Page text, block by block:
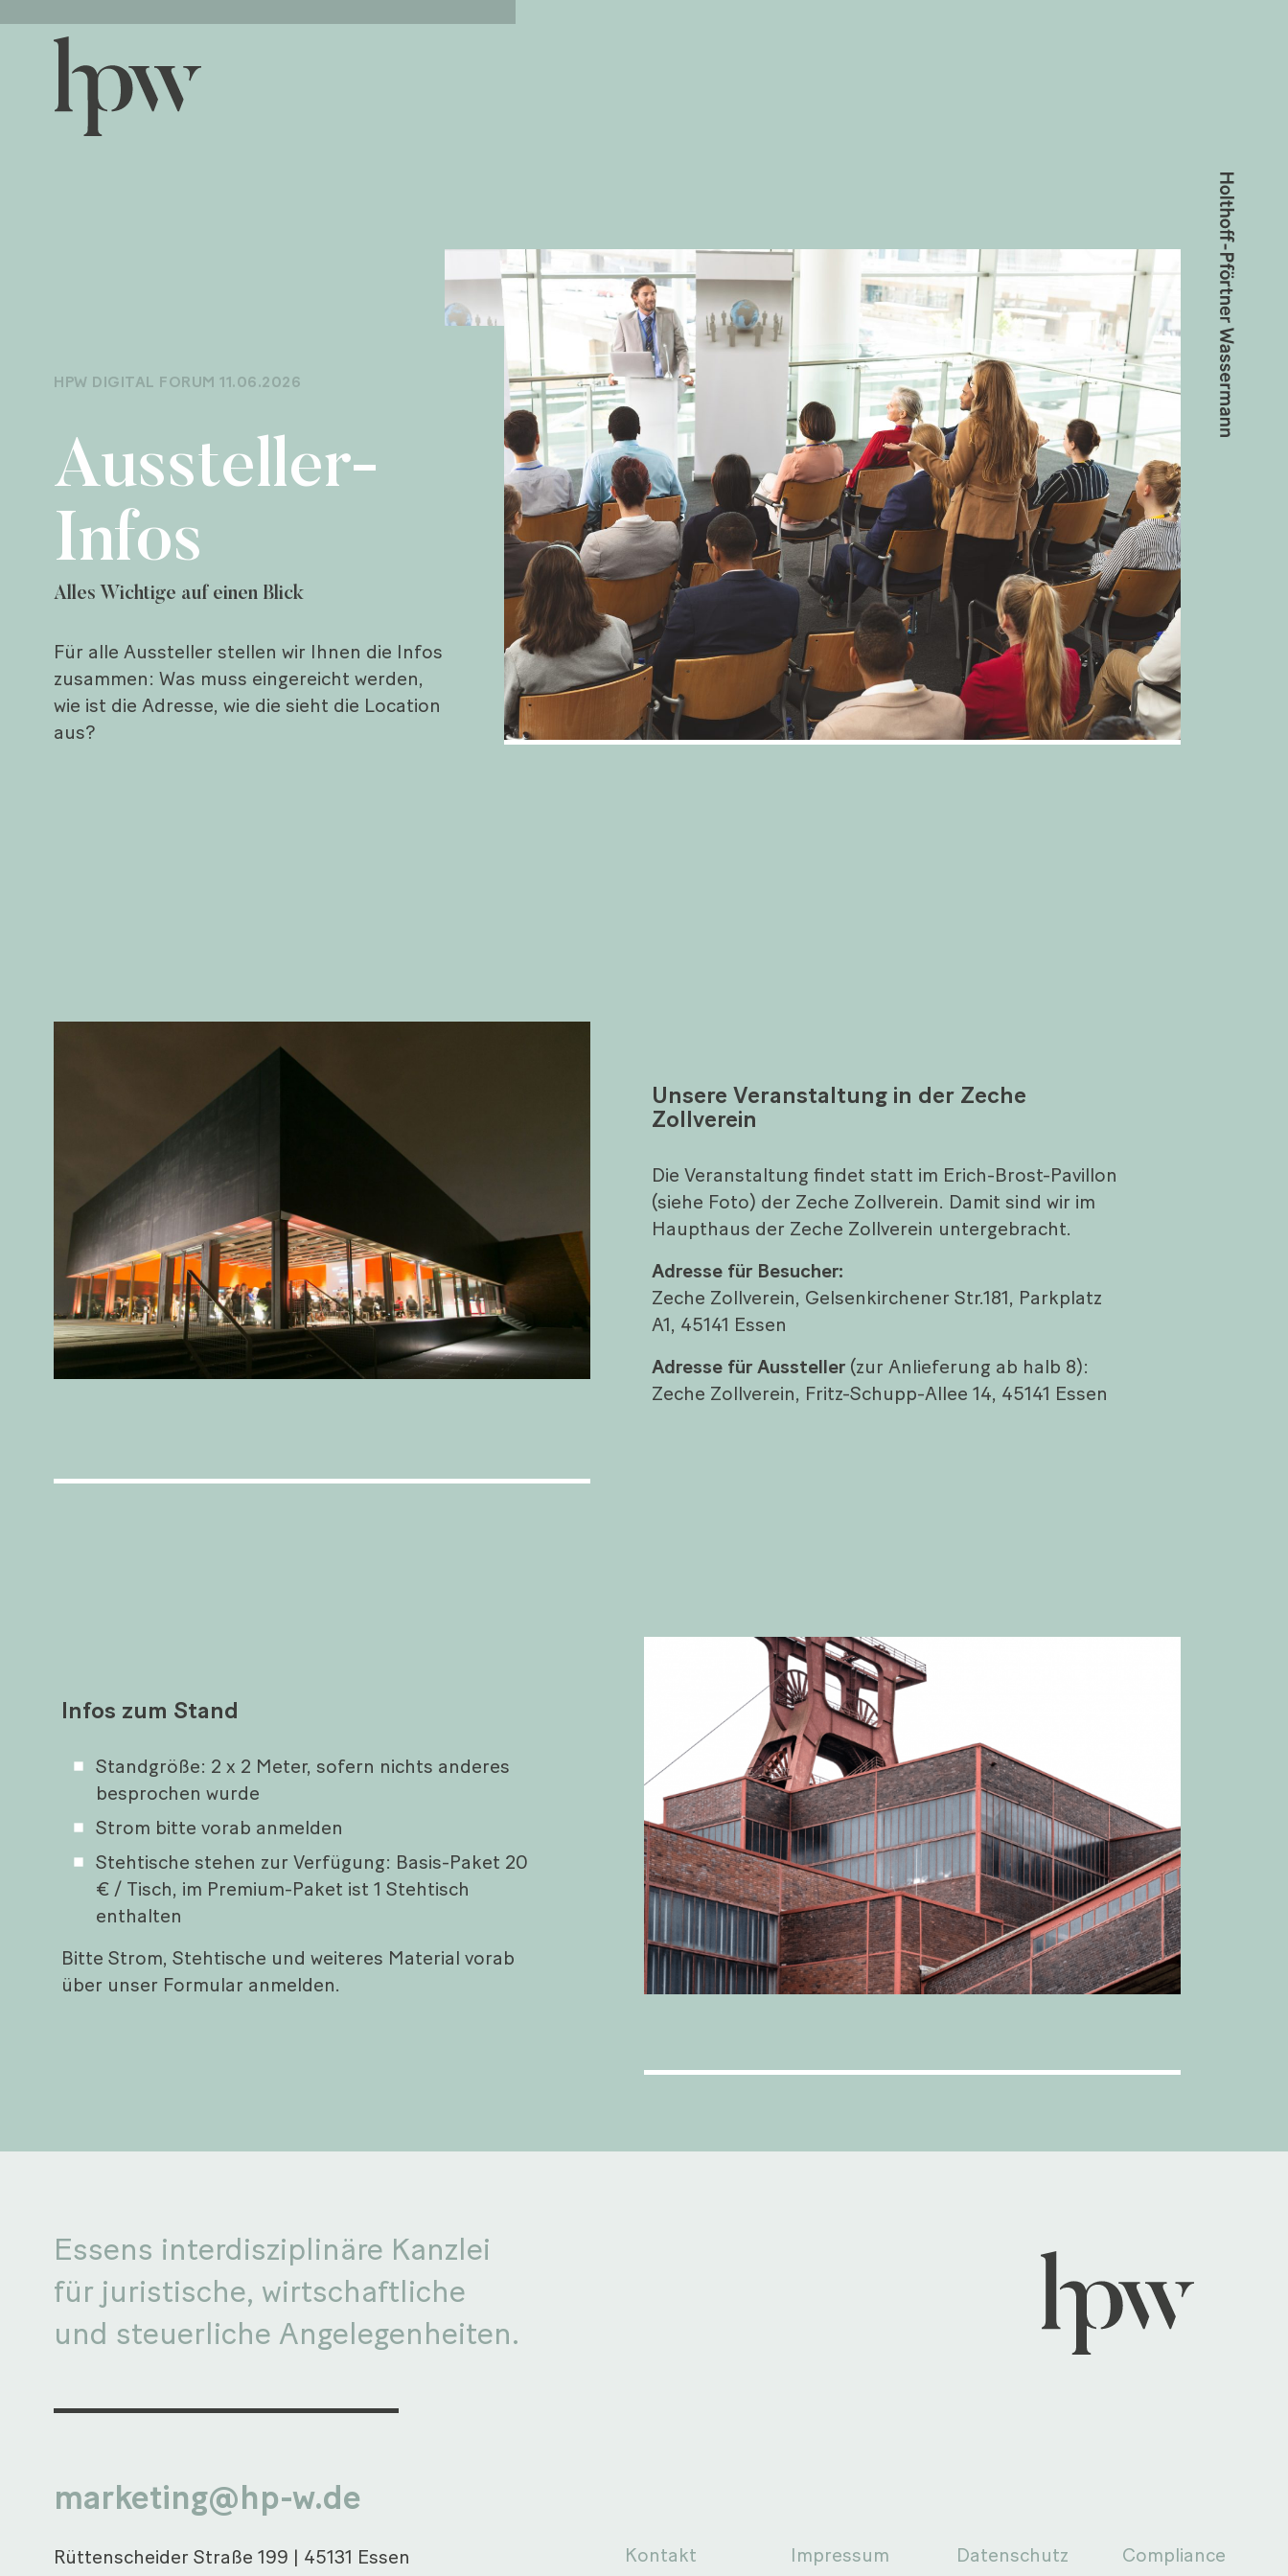
HPW DIGITAL FORUM 11.06.2026
Aussteller-
Infos
Alles Wichtige auf einen Blick
Für alle Aussteller stellen wir Ihnen die Infos
zusammen: Was muss eingereicht werden,
wie ist die Adresse, wie die sieht die Location
aus?
Unsere Veranstaltung in der Zeche
Zollverein
Die Veranstaltung findet statt im Erich-Brost-Pavillon
(siehe Foto) der Zeche Zollverein. Damit sind wir im
Haupthaus der Zeche Zollverein untergebracht.
Adresse für Besucher:
Zeche Zollverein, Gelsenkirchener Str.181, Parkplatz
A1, 45141 Essen
Adresse für Aussteller (zur Anlieferung ab halb 8):
Zeche Zollverein, Fritz-Schupp-Allee 14, 45141 Essen
Infos zum Stand
Standgröße: 2 x 2 Meter, sofern nichts anderes
besprochen wurde
Strom bitte vorab anmelden
Stehtische stehen zur Verfügung: Basis-Paket 20
€ / Tisch, im Premium-Paket ist 1 Stehtisch
enthalten
Bitte Strom, Stehtische und weiteres Material vorab
über unser Formular anmelden.
Essens interdisziplinäre Kanzlei
für juristische, wirtschaftliche
und steuerliche Angelegenheiten.
marketing@hp-w.de
Rüttenscheider Straße 199 | 45131 Essen Kontakt Impressum Datenschutz Compliance